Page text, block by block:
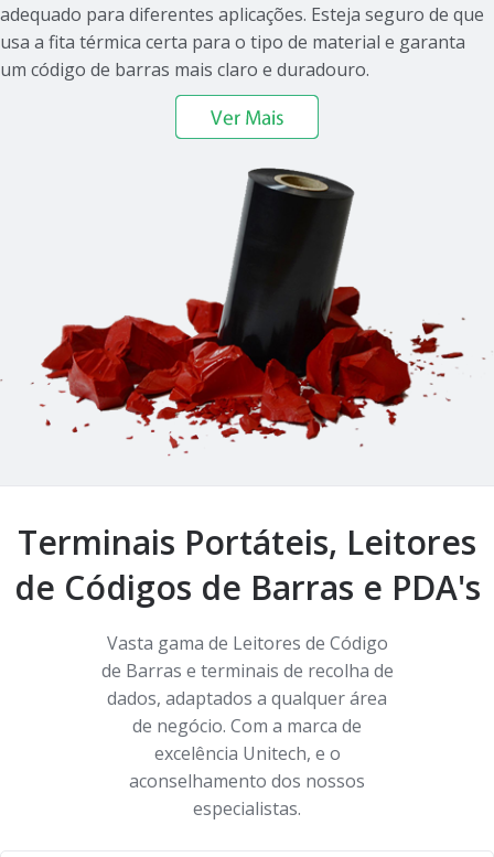
adequado para diferentes aplicações. Esteja seguro de que
usa a fita térmica certa para o tipo de material e garanta
um código de barras mais claro e duradouro.
Terminais Portáteis, Leitores
de Códigos de Barras e PDA's
Vasta gama de Leitores de Código
de Barras e terminais de recolha de
dados, adaptados a qualquer área
de negócio. Com a marca de
excelência Unitech, e o
aconselhamento dos nossos
especialistas.